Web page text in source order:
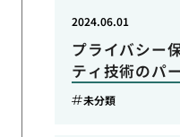
プライバシー
ティ技術のパ
2024.06.01
未分類